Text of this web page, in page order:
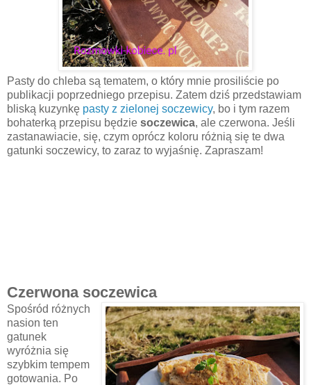
Pasty do chleba są tematem, o który mnie prosiliście po
publikacji poprzedniego przepisu. Zatem dziś przedstawiam
bliską kuzynkę pasty z zielonej soczewicy, bo i tym razem
bohaterką przepisu będzie soczewica, ale czerwona. Jeśli
zastanawiacie, się, czym oprócz koloru różnią się te dwa
gatunki soczewicy, to zaraz to wyjaśnię. Zapraszam!
Czerwona soczewica
Spośród różnych
nasion ten
gatunek
wyróżnia się
szybkim tempem
gotowania. Po